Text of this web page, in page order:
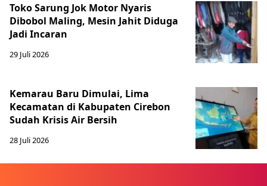
Toko Sarung Jok Motor Nyaris
Dibobol Maling, Mesin Jahit Diduga
Jadi Incaran
29 Juli 2026
Kemarau Baru Dimulai, Lima
Kecamatan di Kabupaten Cirebon
Sudah Krisis Air Bersih
28 Juli 2026